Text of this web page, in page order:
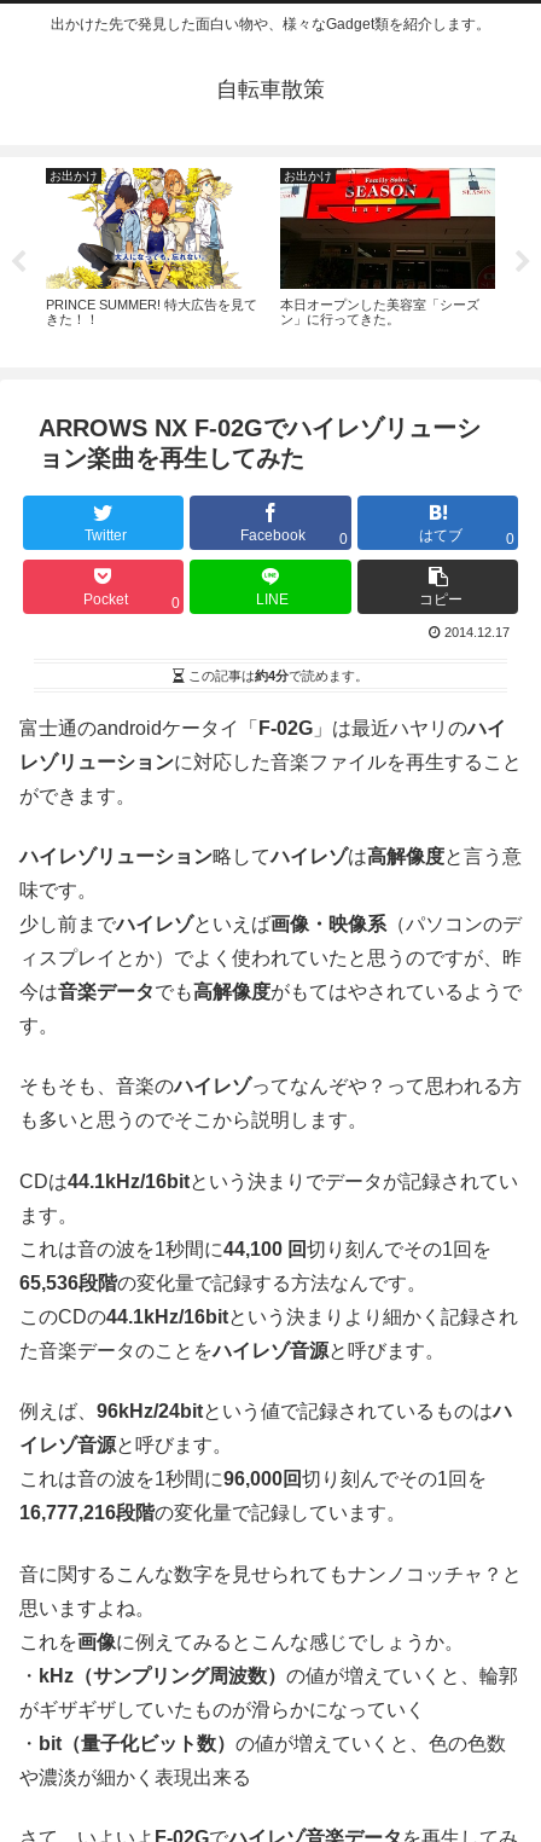
出かけた先で発見した面白い物や、様々なGadget類を紹介します。
自転車散策
お出かけ
PRINCE SUMMER! 特大広告を見て
きた！！
お出かけ
本日オープンした美容室「シーズ
ン」に行ってきた。
ARROWS NX F-02Gでハイレゾリューシ
ョン楽曲を再生してみた
Twitter Facebook 0 はてブ 0
Pocket 0 LINE コピー
2014.12.17
この記事は約4分で読めます。
富士通のandroidケータイ「 F-02G 」は最近ハヤリのハイ
レゾリューションに対応した音楽ファイルを再生すること
ができます。
ハイレゾリューション略してハイレゾは高解像度と言う意
味です。
少し前までハイレゾといえば画像・映像系 （パソコンのデ
ィスプレイとか）でよく使われていたと思うのですが、昨
今は音楽データでも高解像度がもてはやされているようで
す。
そもそも、音楽のハイレゾってなんぞや？って思われる方
も多いと思うのでそこから説明します。
CDは44.1kHz/16bitという決まりでデータが記録されてい
ます。
これは音の波を1秒間に44,100 回切り刻んでその1回を
65,536段階の変化量で記録する方法なんです。
このCDの44.1kHz/16bitという決まりより細かく記録され
た音楽データのことをハイレゾ音源と呼びます。
例えば、 96kHz/24bitという値で記録されているものはハ
イレゾ音源と呼びます。
これは音の波を1秒間に96,000回切り刻んでその1回を
16,777,216段階の変化量で記録しています。
音に関するこんな数字を見せられてもナンノコッチャ？と
思いますよね。
これを画像に例えてみるとこんな感じでしょうか。
・ kHz（サンプリング周波数） の値が増えていくと、輪郭
がギザギザしていたものが滑らかになっていく
・ bit（量子化ビット数） の値が増えていくと、色の色数
や濃淡が細かく表現出来る
さて、いよいよ F-02Gでハイレゾ音楽データ を再生してみ